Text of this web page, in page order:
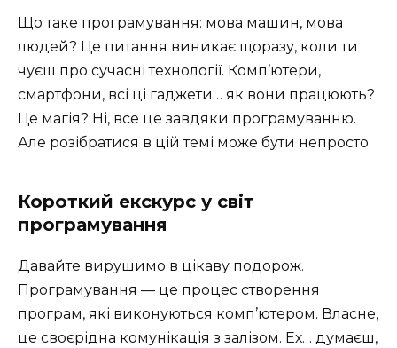
Що таке програмування: мова машин, мова
людей? Це питання виникає щоразу, коли ти
чуєш про сучасні технології. Комп’ютери,
смартфони, всі ці гаджети… як вони працюють?
Це магія? Ні, все це завдяки програмуванню.
Але розібратися в цій темі може бути непросто.
Короткий екскурс у світ
програмування
Давайте вирушимо в цікаву подорож.
Програмування — це процес створення
програм, які виконуються комп’ютером. Власне,
це своєрідна комунікація з залізом. Ех… думаєш,